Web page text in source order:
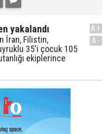
yakalandı
İran, Filistin,
35'i çocuk 105
ekiplerince
A+
A-